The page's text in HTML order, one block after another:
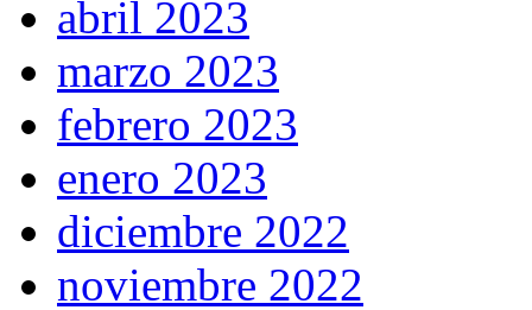
abril 2023
marzo 2023
febrero 2023
enero 2023
diciembre 2022
noviembre 2022